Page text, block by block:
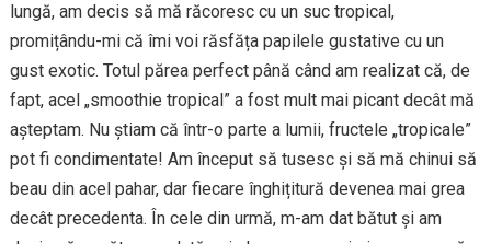
lungă, am decis să mă răcoresc cu un suc tropical,
promițându-mi că îmi voi răsfăța papilele gustative cu un
gust exotic. Totul părea perfect până când am realizat că, de
fapt, acel „smoothie tropical” a fost mult mai picant decât mă
așteptam. Nu știam că într-o parte a lumii, fructele „tropicale”
pot fi condimentate! Am început să tusesc și să mă chinui să
beau din acel pahar, dar fiecare înghițitură devenea mai grea
decât precedenta. În cele din urmă, m-am dat bătut și am